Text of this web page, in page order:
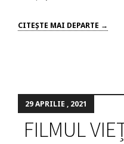
CITEŞTE MAI DEPARTE →
29 APRILIE , 2021
FILMUL